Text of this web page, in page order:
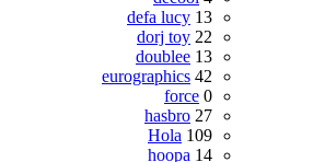
defa lucy
dorj toy
doublee
eurographics
force
hasbro
Hola
109
hoopa